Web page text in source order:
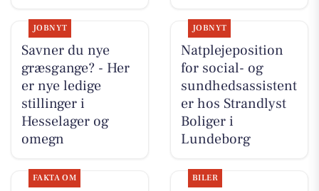
JOBNYT
Savner du nye
græsgange? - Her
er nye ledige
stillinger i
Hesselager og
omegn
JOBNYT
Natplejeposition
for social- og
sundhedsassistent
er hos Strandlyst
Boliger i
Lundeborg
FAKTA OM BILER